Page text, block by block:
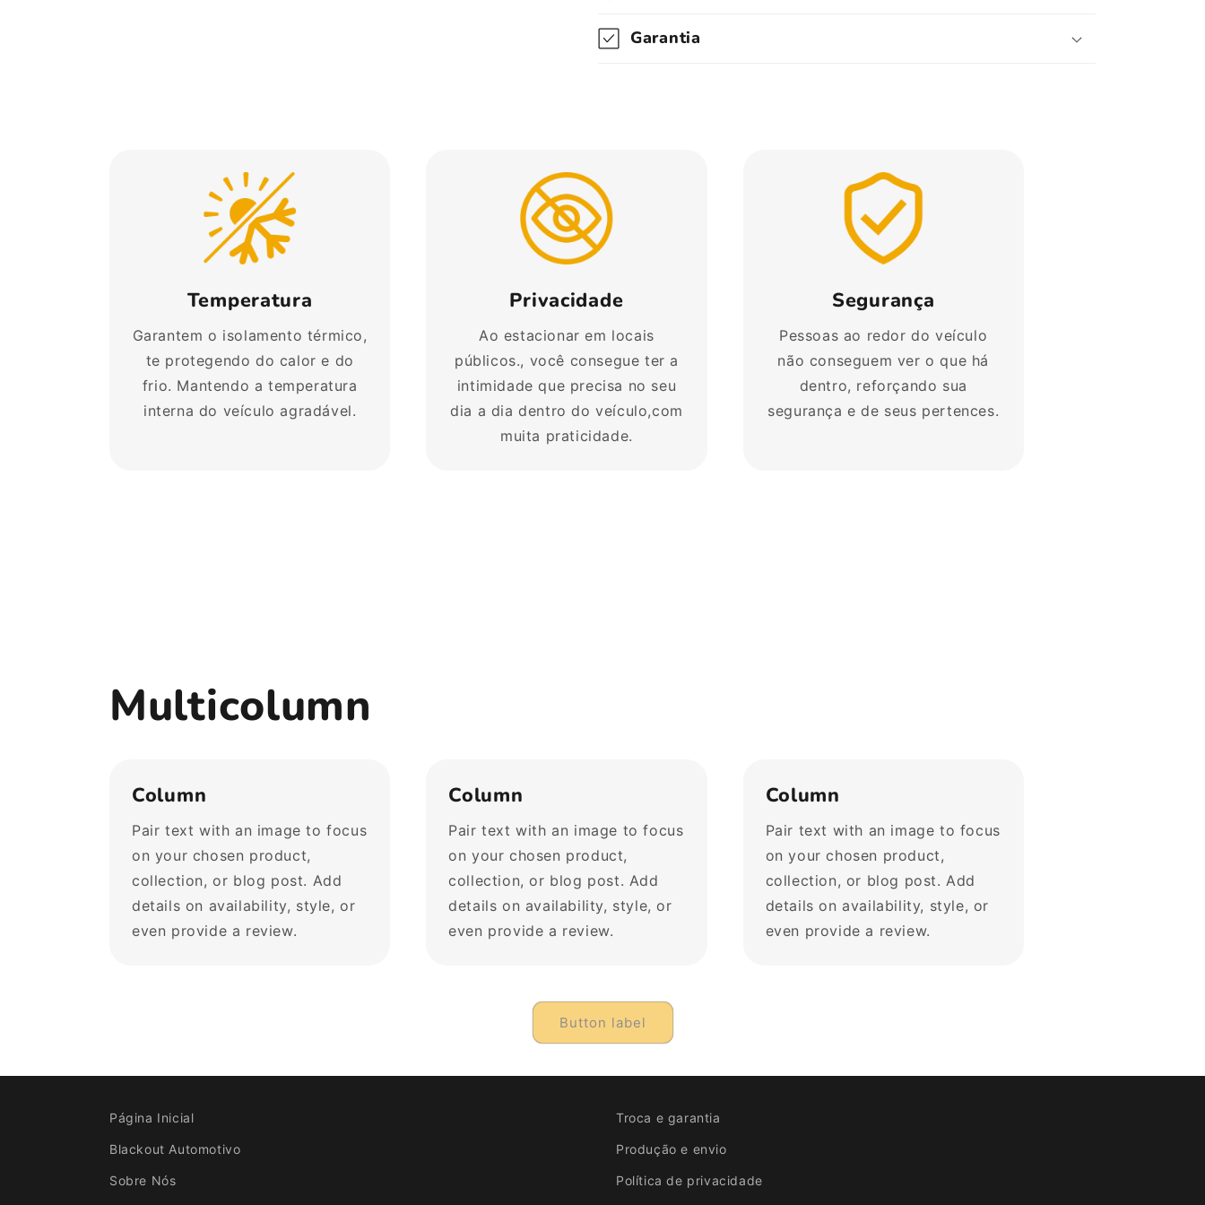
Garantia
Temperatura
Garantem o isolamento térmico,
te protegendo do calor e do
frio. Mantendo a temperatura
interna do veículo agradável.
Privacidade
Ao estacionar em locais
públicos., você consegue ter a
intimidade que precisa no seu
dia a dia dentro do veículo,com
muita praticidade.
Segurança
Pessoas ao redor do veículo
não conseguem ver o que há
dentro, reforçando sua
segurança e de seus pertences.
Multicolumn
Column
Pair text with an image to focus
on your chosen product,
collection, or blog post. Add
details on availability, style, or
even provide a review.
Column
Pair text with an image to focus
on your chosen product,
collection, or blog post. Add
details on availability, style, or
even provide a review.
Column
Pair text with an image to focus
on your chosen product,
collection, or blog post. Add
details on availability, style, or
even provide a review.
Button label
Página Inicial
Blackout Automotivo
Sobre Nós
Troca e garantia
Produção e envio
Política de privacidade